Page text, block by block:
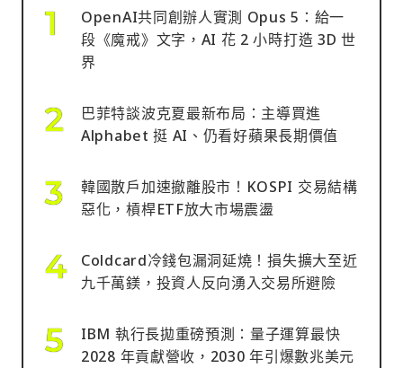
OpenAI共同創辦人實測 Opus 5：給一
段《魔戒》文字，AI 花 2 小時打造 3D 世
界
巴菲特談波克夏最新布局：主導買進
Alphabet 挺 AI、仍看好蘋果長期價值
韓國散戶加速撤離股市！KOSPI 交易結構
惡化，槓桿ETF放大市場震盪
Coldcard冷錢包漏洞延燒！損失擴大至近
九千萬鎂，投資人反向湧入交易所避險
IBM 執行長拋重磅預測：量子運算最快
2028 年貢獻營收，2030 年引爆數兆美元